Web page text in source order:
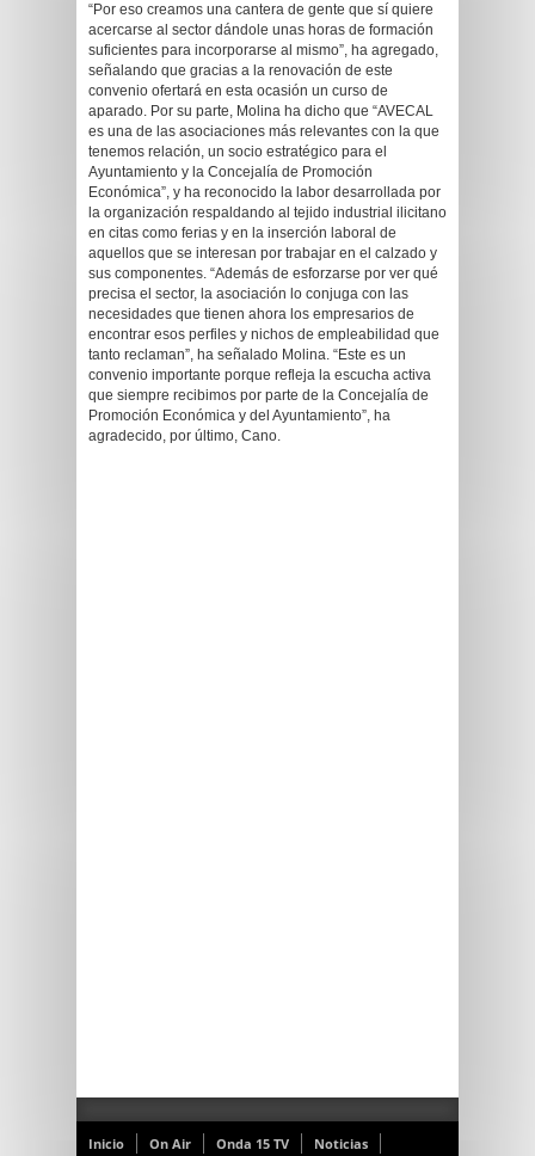
“Por eso creamos una cantera de gente que sí quiere
acercarse al sector dándole unas horas de formación
suficientes para incorporarse al mismo”, ha agregado,
señalando que gracias a la renovación de este
convenio ofertará en esta ocasión un curso de
aparado. Por su parte, Molina ha dicho que “AVECAL
es una de las asociaciones más relevantes con la que
tenemos relación, un socio estratégico para el
Ayuntamiento y la Concejalía de Promoción
Económica”, y ha reconocido la labor desarrollada por
la organización respaldando al tejido industrial ilicitano
en citas como ferias y en la inserción laboral de
aquellos que se interesan por trabajar en el calzado y
sus componentes. “Además de esforzarse por ver qué
precisa el sector, la asociación lo conjuga con las
necesidades que tienen ahora los empresarios de
encontrar esos perfiles y nichos de empleabilidad que
tanto reclaman”, ha señalado Molina. “Este es un
convenio importante porque refleja la escucha activa
que siempre recibimos por parte de la Concejalía de
Promoción Económica y del Ayuntamiento”, ha
agradecido, por último, Cano.
Inicio On Air Onda 15 TV Noticias